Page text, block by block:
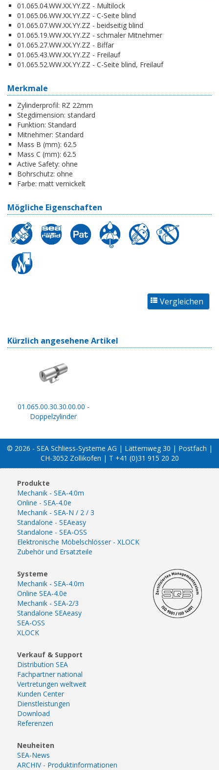
01.065.04.WW.XX.YY.ZZ - Multilock
01.065.06.WW.XX.YY.ZZ - C-Seite blind
01.065.07.WW.XX.YY.ZZ - beidseitig blind
01.065.19.WW.XX.YY.ZZ - schmaler Mitnehmer
01.065.27.WW.XX.YY.ZZ - Biffar
01.065.43.WW.XX.YY.ZZ - Freilauf
01.065.52.WW.XX.YY.ZZ - C-Seite blind, Freilauf
Merkmale
Zylinderprofil: RZ 22mm
Stegdimension: standard
Funktion: Standard
Mitnehmer: Standard
Mass B (mm): 62.5
Mass C (mm): 62.5
Active Safety: ohne
Bohrschutz: ohne
Farbe: matt vernickelt
Mögliche Eigenschaften
Kürzlich angesehene Artikel
01.065.00.30.30.00.00 -
Doppelzylinder
© 2026 - SEA Schliess-Systeme AG | Lätternweg 30 | Postfach |
CH-3052 Zollikofen | T +41 (0)31 915 20 20
Produkte
Mechanik - SEA-4.0m
Online - SEA-4.0e
Mechanik - SEA-N / 2 / 3
Standalone - SEAeasy
Standalone - SEA-OSS
Elektronische Möbelschlösser - XLOCK
Zubehör und Ersatzteile
Systeme
Mechanik - SEA-4.0m
Online SEA-4.0e
Mechanik - SEA-2/3
Standalone SEAeasy
SEA-OSS
XLOCK
Verkauf & Support
Distribution SEA
Fachpartner national
Vertretungen weltweit
Kunden Center
Dienstleistungen
Download
Referenzen
Neuheiten
SEA-News
ARCHIV - Produktinformationen